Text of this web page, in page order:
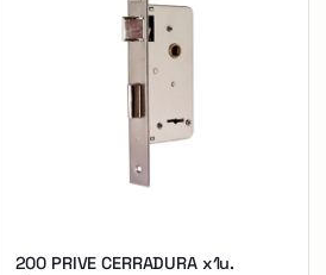
200 PRIVE CERRADURA x1u.